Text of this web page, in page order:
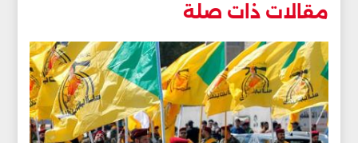
مقالات ذات صلة